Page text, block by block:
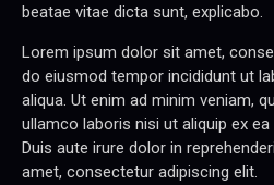
beatae vitae dicta sunt, explicabo.
Lorem ipsum dolor sit amet,
do eiusmod tempor incididunt ut
aliqua. Ut enim ad minim veniam,
ullamco laboris nisi ut aliquip ex
Duis aute irure dolor in
amet, consectetur adipiscing elit.